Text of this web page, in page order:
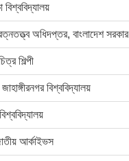
বিশ্ববিদ্যালয়
অধিদপ্তর, বাংলাদেশ সরকার
শিল্পী
বিশ্ববিদ্যালয়
আর্কাইভস